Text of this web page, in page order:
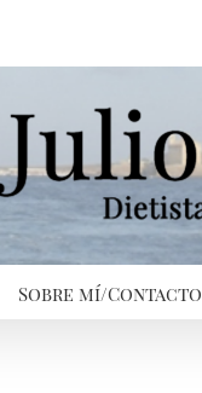
Sobre mí/Contacto